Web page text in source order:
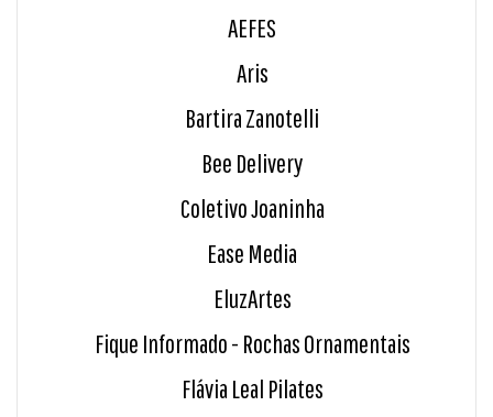
AEFES
Aris
Bartira Zanotelli
Bee Delivery
Coletivo Joaninha
Ease Media
EluzArtes
Fique Informado - Rochas Ornamentais
Flávia Leal Pilates